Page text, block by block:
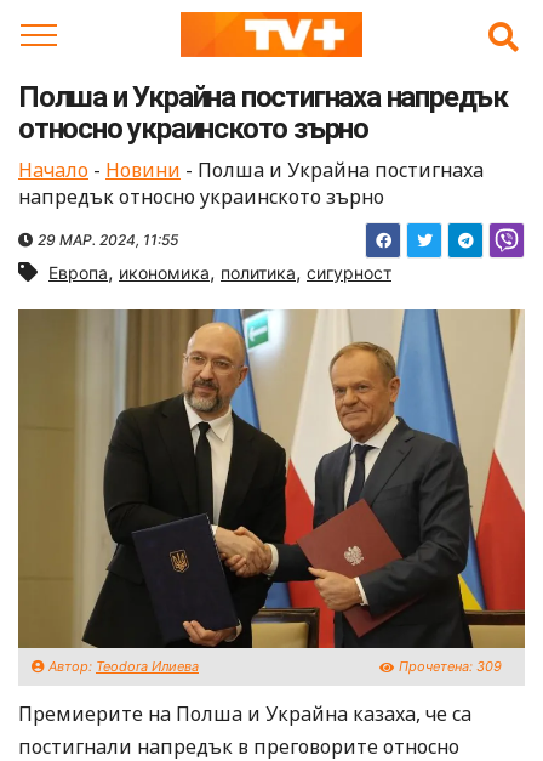
Полша и Украйна постигнаха напредък
относно украинското зърно
Начало - Новини - Полша и Украйна постигнаха
напредък относно украинското зърно
29 МАР. 2024, 11:55
Европа, икономика, политика, сигурност
Автор: Teodora Илиева Прочетена: 309
Премиерите на Полша и Украйна казаха, че са
постигнали напредък в преговорите относно